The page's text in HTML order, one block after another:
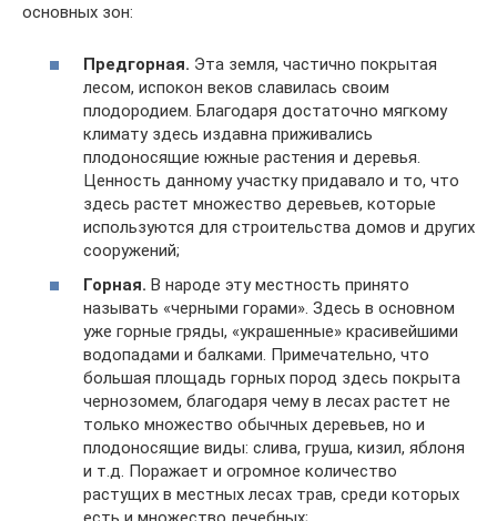
основных зон:
Предгорная. Эта земля, частично покрытая
лесом, испокон веков славилась своим
плодородием. Благодаря достаточно мягкому
климату здесь издавна приживались
плодоносящие южные растения и деревья.
Ценность данному участку придавало и то, что
здесь растет множество деревьев, которые
используются для строительства домов и других
сооружений;
Горная. В народе эту местность принято
называть «черными горами». Здесь в основном
уже горные гряды, «украшенные» красивейшими
водопадами и балками. Примечательно, что
большая площадь горных пород здесь покрыта
чернозомем, благодаря чему в лесах растет не
только множество обычных деревьев, но и
плодоносящие виды: слива, груша, кизил, яблоня
и т.д. Поражает и огромное количество
растущих в местных лесах трав, среди которых